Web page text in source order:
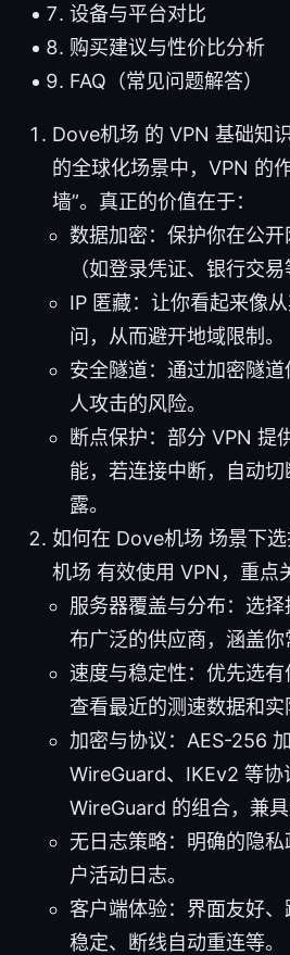
设备与平台对比
购买建议与性价比分析
FAQ（常见问题解答）
Dove机场 的 VPN 基础知
的全球化场景中，VPN 的
墙”。真正的价值在于：
数据加密：保护你在公
（如登录凭证、银行交易
IP 匿藏：让你看起来像
问，从而避开地域限制。
安全隧道：通过加密隧
人攻击的风险。
断点保护：部分 VPN 提
能，若连接中断，自动
露。
如何在 Dove机场 场景下
机场 有效使用 VPN，重点
服务器覆盖与分布：选
布广泛的供应商，涵盖你
速度与稳定性：优先选有
查看最近的测速数据和实
加密与协议：AES-256
WireGuard、IKEv2 等协
WireGuard 的组合，兼具
无日志策略：明确的隐
户活动日志。
客户端体验：界面友好
稳定、断线自动重连等。